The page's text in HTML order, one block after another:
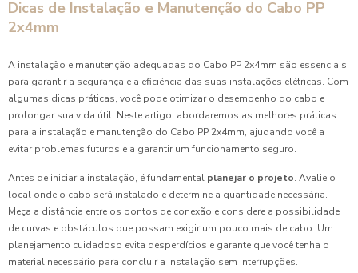
Dicas de Instalação e Manutenção do Cabo PP
2x4mm
A instalação e manutenção adequadas do Cabo PP 2x4mm são essenciais
para garantir a segurança e a eficiência das suas instalações elétricas. Com
algumas dicas práticas, você pode otimizar o desempenho do cabo e
prolongar sua vida útil. Neste artigo, abordaremos as melhores práticas
para a instalação e manutenção do Cabo PP 2x4mm, ajudando você a
evitar problemas futuros e a garantir um funcionamento seguro.
Antes de iniciar a instalação, é fundamental planejar o projeto. Avalie o
local onde o cabo será instalado e determine a quantidade necessária.
Meça a distância entre os pontos de conexão e considere a possibilidade
de curvas e obstáculos que possam exigir um pouco mais de cabo. Um
planejamento cuidadoso evita desperdícios e garante que você tenha o
material necessário para concluir a instalação sem interrupções.